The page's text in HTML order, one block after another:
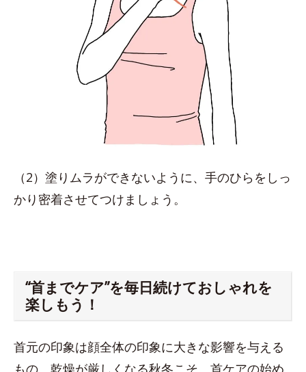
（2）塗りムラができないように、手のひらをしっ
かり密着させてつけましょう。
“首までケア”を毎日続けておしゃれを
楽しもう！
首元の印象は顔全体の印象に大きな影響を与える
もの。乾燥が厳しくなる秋冬こそ、首ケアの始め